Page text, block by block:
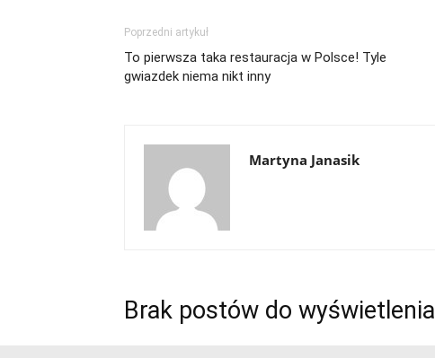
Poprzedni artykuł
To pierwsza taka restauracja w Polsce! Tyle
gwiazdek niema nikt inny
Martyna Janasik
Brak postów do wyświetlenia